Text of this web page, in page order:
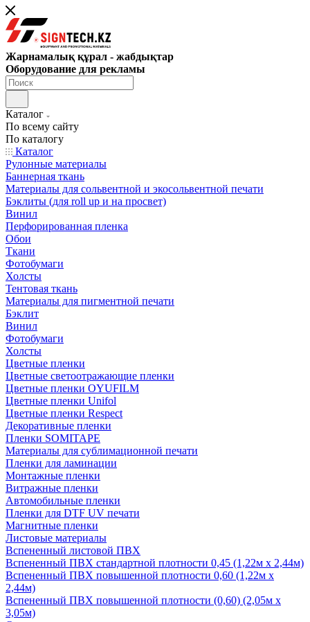
Жарнамалық құрал - жабдықтар
Оборудование для рекламы
Каталог
По всему сайту
По каталогу
Каталог
Рулонные материалы
Баннерная ткань
Материалы для сольвентной и экосольвентной печати
Бэклиты (для roll up и на просвет)
Винил
Перфорированная пленка
Обои
Ткани
Фотобумаги
Холсты
Тентовая ткань
Материалы для пигментной печати
Бэклит
Винил
Фотобумаги
Холсты
Цветные пленки
Цветные светоотражающие пленки
Цветные пленки OYUFILM
Цветные пленки Unifol
Цветные пленки Respect
Декоративные пленки
Пленки SOMITAPE
Материалы для сублимационной печати
Пленки для ламинации
Монтажные пленки
Витражные пленки
Автомобильные пленки
Пленки для DTF UV печати
Магнитные пленки
Листовые материалы
Вспененный листовой ПВХ
Вспененный ПВХ стандартной плотности 0,45 (1,22м х 2,44м)
Вспененный ПВХ повышенной плотности 0,60 (1,22м х
2,44м)
Вспененный ПВХ повышенной плотности (0,60) (2,05м х
3,05м)